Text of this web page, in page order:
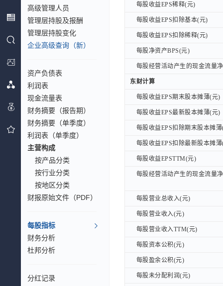
高级管理人员
管理层持股及报酬
管理层持股变化
企业高级查询（新）
资产负债表
利润表
现金流量表
财务摘要（报告期）
财务摘要（单季度）
利润表（单季度）
主营构成
按产品分类
按行业分类
按地区分类
财报原始文件（PDF）
每股指标
财务分析
杜邦分析
分红记录
每股收益EPS稀释(元)
每股收益EPS扣除基本(元)
每股收益EPS扣除稀释(元)
每股净资产BPS(元)
每股经营活动产生的现金流量
东财计算
每股收益EPS期末股本摊薄(元)
每股收益EPS最新股本摊薄(元)
每股收益EPS扣除期末股本摊
每股收益EPS扣除最新股本摊
每股收益EPSTTM(元)
每股经营活动产生的现金流量
每股营业总收入(元)
每股营业收入(元)
每股营业收入TTM(元)
每股资本公积(元)
每股盈余公积(元)
每股未分配利润(元)
每股收益EPS稀释(元)
每股收益EPS扣除基本(元)
每股收益EPS扣除稀释(元)
每股净资产BPS(元)
每股经营活动产生的现金流量
东财计算
每股收益EPS期末股本摊薄(元)
每股收益EPS最新股本摊薄(元)
每股收益EPS扣除期末股本摊
每股收益EPS扣除最新股本摊
每股收益EPSTTM(元)
每股经营活动产生的现金流量
每股营业总收入(元)
每股营业收入(元)
每股营业收入TTM(元)
每股资本公积(元)
每股盈余公积(元)
每股未分配利润(元)